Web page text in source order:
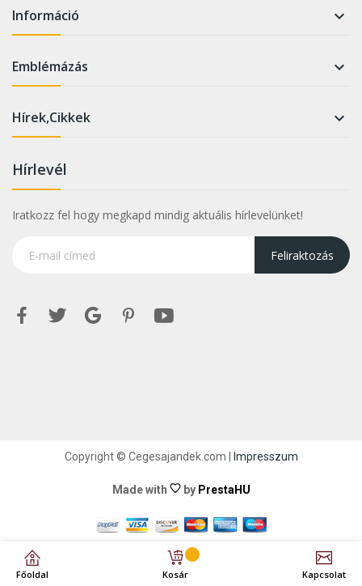
Főoldal Kosár Kapcsolat
Információ 
Emblémázás 
Hírek,Cikkek 
Hírlevél
Iratkozz fel hogy megkapd mindig aktuális hírlevelünket!
Feliraktozás
Copyright © Cegesajandek.com | Impresszum
Made with by PrestaHU